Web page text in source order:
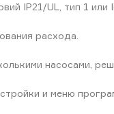
IP21/UL, тип 1 или
расхода.
насосами,
и меню